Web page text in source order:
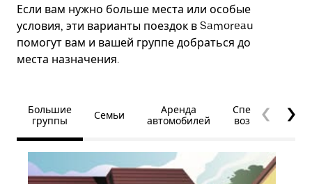
Если вам нужно больше места или особые
условия, эти варианты поездок в Samoreau
помогут вам и вашей группе добраться до
места назначения.
Большие
группы
Семьи
Аренда
автомобилей
Специальные
возможности